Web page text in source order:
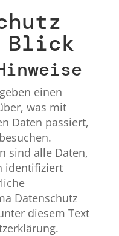
Blick
einen
was mit
Daten passiert,
sind alle Daten,
identifiziert
Datenschutz
diesem Text